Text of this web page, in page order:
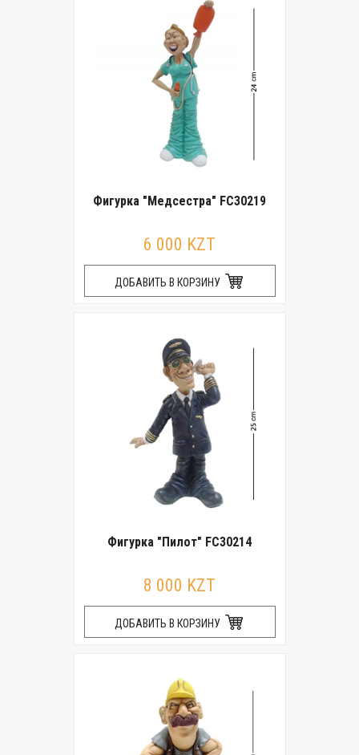
Фигурка "Медсестра" FC30219
6 000 KZT
ДОБАВИТЬ В КОРЗИНУ
Фигурка "Пилот" FC30214
8 000 KZT
ДОБАВИТЬ В КОРЗИНУ